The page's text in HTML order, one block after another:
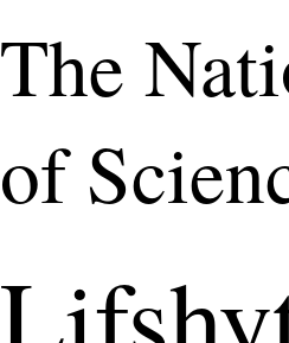
The
of